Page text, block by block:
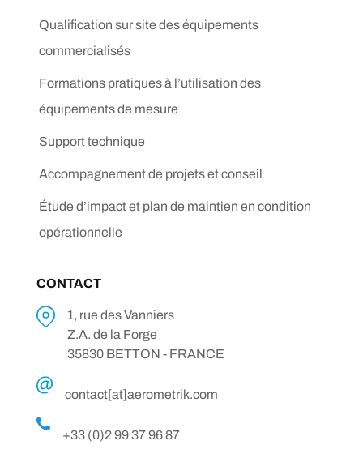
Qualification sur site des équipements
commercialisés
Formations pratiques à l’utilisation des
équipements de mesure
Support technique
Accompagnement de projets et conseil
Étude d’impact et plan de maintien en condition
opérationnelle
CONTACT
1, rue des Vanniers
Z.A. de la Forge
35830 BETTON - FRANCE
contact[at]aerometrik.com
+33 (0)2 99 37 96 87